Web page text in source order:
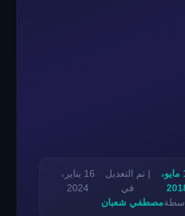
14 مايو،
| تم التعديل
في
16 يناير،
2024
مصطفي شعبان